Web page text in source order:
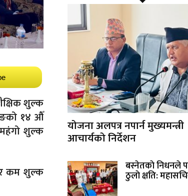
शुल्क
१४ औँ
महंगो शुल्क
र कम शुल्क
योजना अलपत्र नपार्न मुख्यमन्त्री
आचार्यको निर्देशन
बस्नेतकाे निधनले
ठुलाे क्षति: